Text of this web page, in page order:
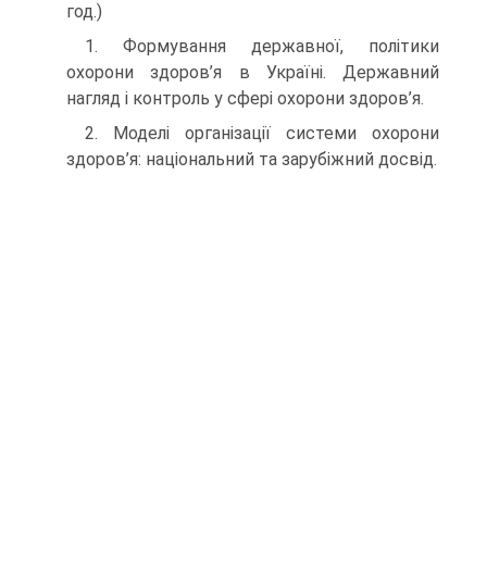
год.)
1. Формування державної, політики
охорони здоров’я в Україні. Державний
нагляд і контроль у сфері охорони здоров’я.
2. Моделі організації системи охорони
здоров’я: національний та зарубіжний досвід.